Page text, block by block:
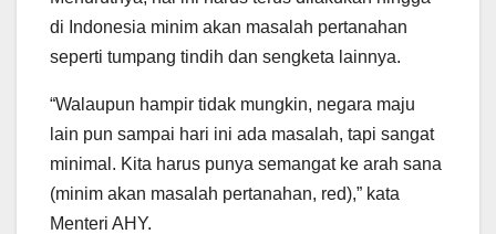
di Indonesia minim akan masalah pertanahan
seperti tumpang tindih dan sengketa lainnya.
“Walaupun hampir tidak mungkin, negara maju
lain pun sampai hari ini ada masalah, tapi sangat
minimal. Kita harus punya semangat ke arah sana
(minim akan masalah pertanahan, red),” kata
Menteri AHY.